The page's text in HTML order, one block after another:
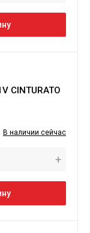
CINTURATO
В наличии сейчас
+